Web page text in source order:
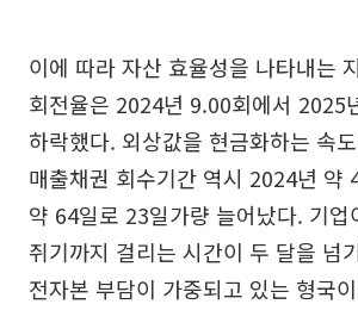
이에 따라 자산 효율성을 나타내는
회전율은 2024년 9.00회에서 2025
하락했다. 외상값을 현금화하는 속
매출채권 회수기간 역시 2024년 약
약 64일로 23일가량 늘어났다. 기업
쥐기까지 걸리는 시간이 두 달을 넘
전자본 부담이 가중되고 있는 형국